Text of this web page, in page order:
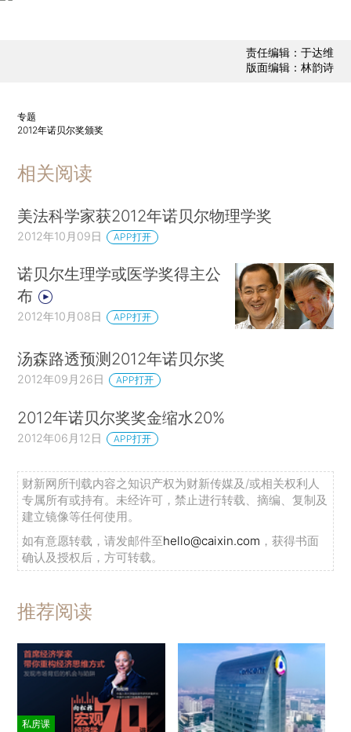
责任编辑：于达维
版面编辑：林韵诗
专题
2012年诺贝尔奖颁奖
相关阅读
美法科学家获2012年诺贝尔物理学奖
2012年10月09日 APP打开
诺贝尔生理学或医学奖得主公
布
2012年10月08日 APP打开
汤森路透预测2012年诺贝尔奖
2012年09月26日 APP打开
2012年诺贝尔奖奖金缩水20%
2012年06月12日 APP打开
财新网所刊载内容之知识产权为财新传媒及/或相关权利人
专属所有或持有。未经许可，禁止进行转载、摘编、复制及
建立镜像等任何使用。
如有意愿转载，请发邮件至hello@caixin.com ，获得书面
确认及授权后，方可转载。
推荐阅读
私房课